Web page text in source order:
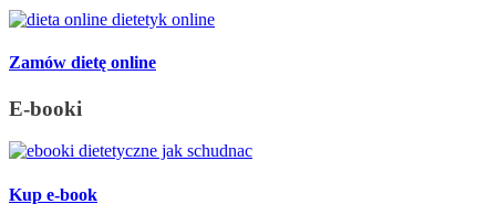
Zamów dietę online
E-booki
Kup e-book